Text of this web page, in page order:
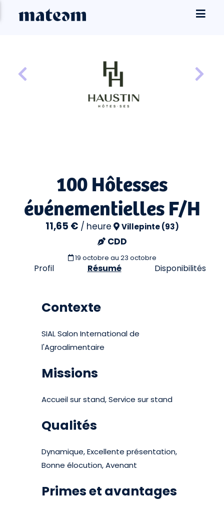
100 Hôtesses
événementielles F/H
11,65 € / heure Villepinte (93)
CDD
19 octobre au 23 octobre
Profil Résumé Disponibilités
Contexte
SIAL Salon International de
l'Agroalimentaire
Missions
Accueil sur stand, Service sur stand
Qualités
Dynamique, Excellente présentation,
Bonne élocution, Avenant
Primes et avantages